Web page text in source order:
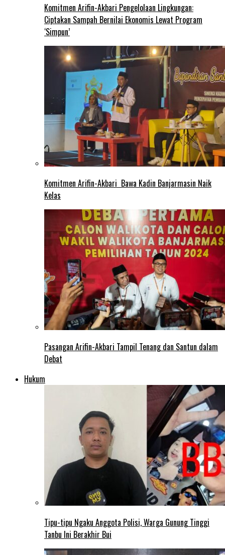
Komitmen Arifin-Akbari Pengelolaan Lingkungan:
Ciptakan Sampah Bernilai Ekonomis Lewat Program
‘Simpun’
Komitmen Arifin-Akbari Bawa Kadin Banjarmasin Naik
Kelas
Pasangan Arifin-Akbari Tampil Tenang dan Santun dalam
Debat
Hukum
Tipu-tipu Ngaku Anggota Polisi, Warga Gunung Tinggi
Tanbu Ini Berakhir Bui